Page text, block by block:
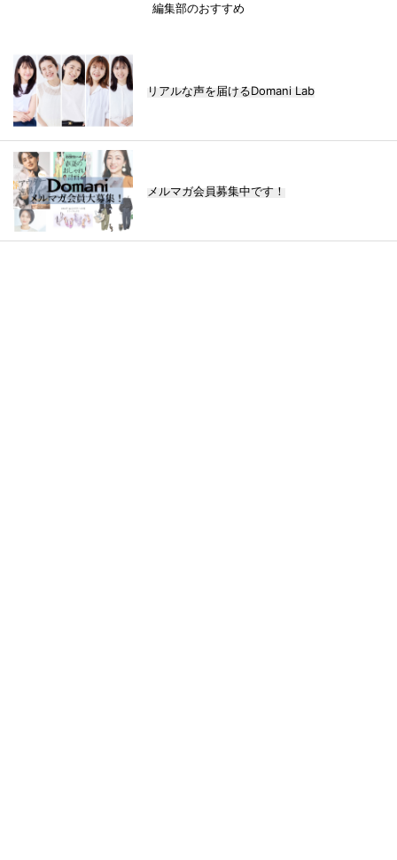
編集部のおすすめ
リアルな声を届けるDomani Lab
メルマガ会員募集中です！